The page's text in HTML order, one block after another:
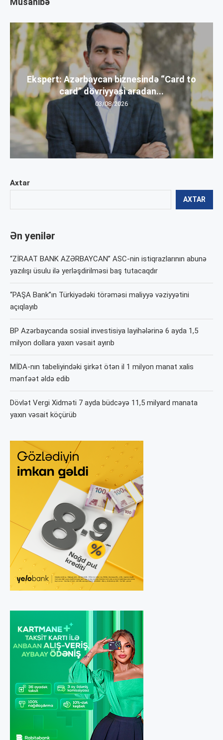
Axtar
AXTAR
Ən yenilər
“ZİRAAT BANK AZƏRBAYCAN” ASC-nin istiqrazlarının abunə
yazılışı üsulu ilə yerləşdirilməsi baş tutacaqdır
“PAŞA Bank”ın Türkiyədəki törəməsi maliyyə vəziyyətini
açıqlayıb
BP Azərbaycanda sosial investisiya layihələrinə 6 ayda 1,5
milyon dollara yaxın vəsait ayırıb
MİDA-nın tabeliyindəki şirkət ötən il 1 milyon manat xalis
mənfəət əldə edib
Dövlət Vergi Xidməti 7 ayda büdcəyə 11,5 milyard manata
yaxın vəsait köçürüb
Ekspert: Azərbaycan biznesində “Card to
card” dövriyyəsi aradan...
03/08/2026